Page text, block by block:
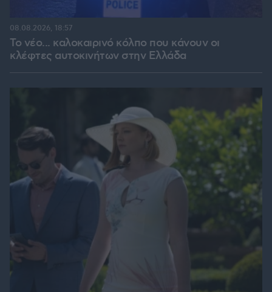
Το νέο... καλοκαιρινό κόλπο που κάνουν οι
κλέφτες αυτοκινήτων στην Ελλάδα
08.08.2026, 18:57